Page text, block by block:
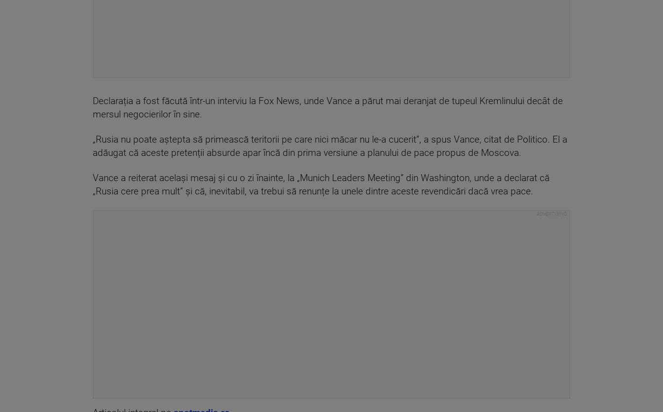
Declarația a fost făcută într-un interviu la Fox News, unde Vance a părut mai deranjat de tupeul Kremlinului decât de
mersul negocierilor în sine.
„Rusia nu poate aștepta să primească teritorii pe care nici măcar nu le-a cucerit”, a spus Vance, citat de Politico. El a
adăugat că aceste pretenții absurde apar încă din prima versiune a planului de pace propus de Moscova.
Vance a reiterat același mesaj și cu o zi înainte, la „Munich Leaders Meeting” din Washington, unde a declarat că
„Rusia cere prea mult” și că, inevitabil, va trebui să renunțe la unele dintre aceste revendicări dacă vrea pace.